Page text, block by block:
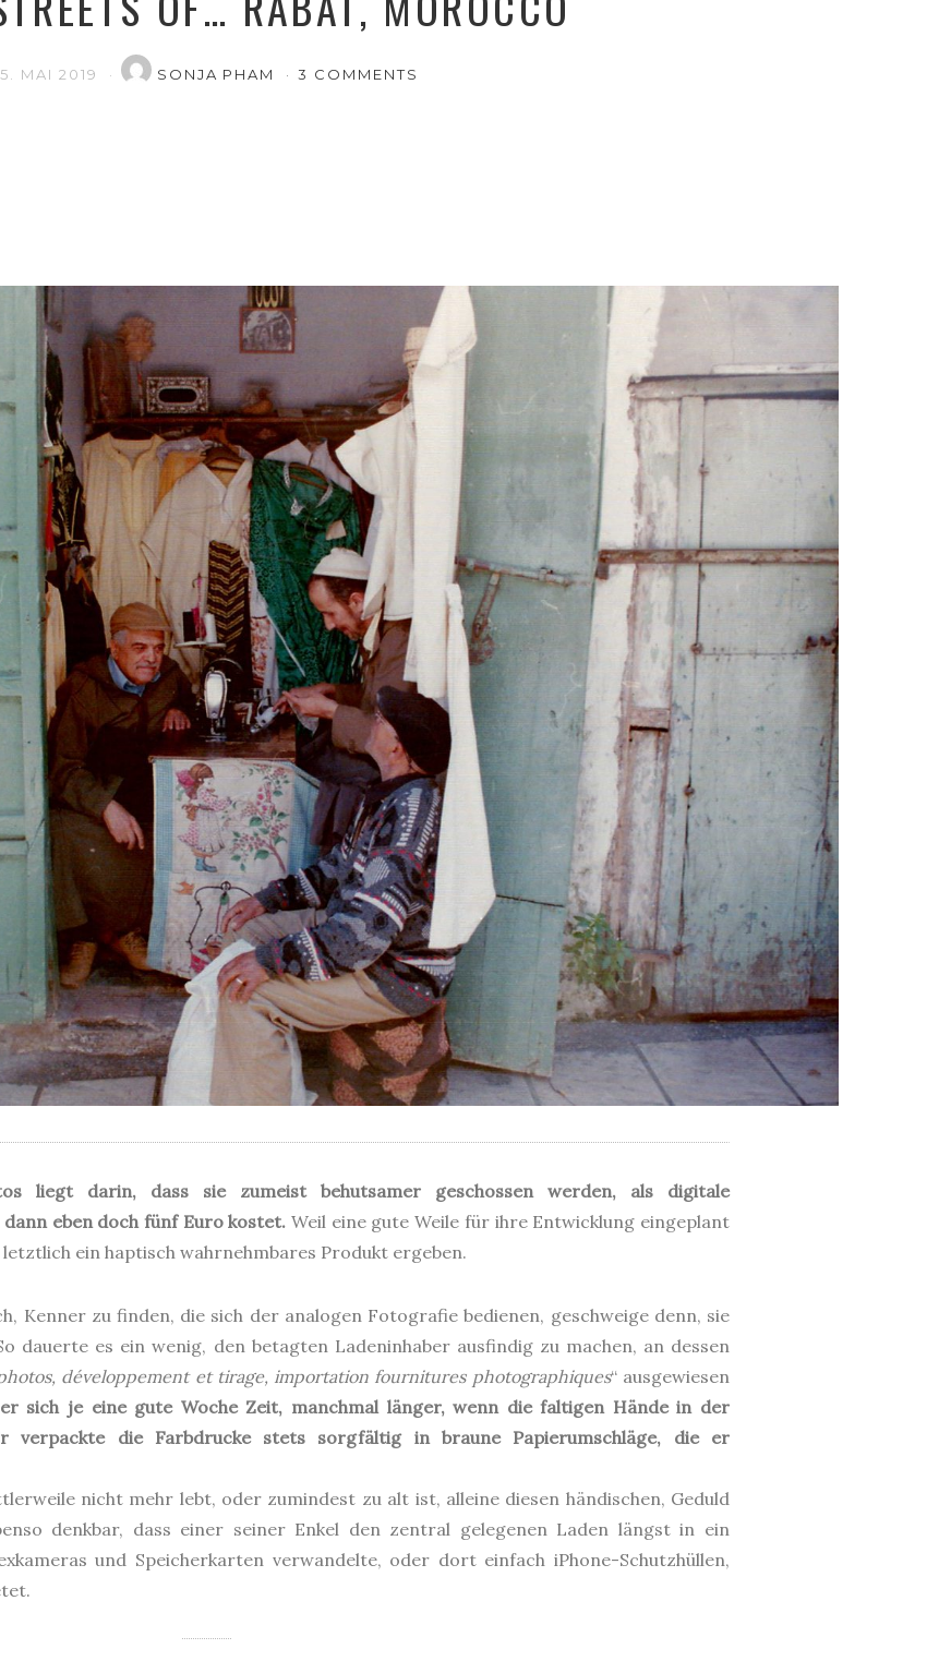
MAI 2019 SONJA PHAM 3 COMMENTS
liegt darin, dass sie zumeist behutsamer geschossen werden, als digitale
eben doch fünf Euro kostet. Weil eine gute Weile für ihre Entwicklung eingeplant
ein haptisch wahrnehmbares Produkt ergeben.
Kenner zu finden, die sich der analogen Fotografie bedienen, geschweige denn, sie
dauerte es ein wenig, den betagten Ladeninhaber ausfindig zu machen, an dessen
développement et tirage, importation fournitures photographiques“ ausgewiesen
sich je eine gute Woche Zeit, manchmal länger, wenn die faltigen Hände in der
verpackte die Farbdrucke stets sorgfältig in braune Papierumschläge, die er
nicht mehr lebt, oder zumindest zu alt ist, alleine diesen händischen, Geduld
denkbar, dass einer seiner Enkel den zentral gelegenen Laden längst in ein
und Speicherkarten verwandelte, oder dort einfach iPhone-Schutzhüllen,